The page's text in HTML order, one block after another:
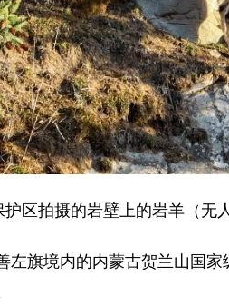
拍摄的岩壁上的岩羊（无人
旗境内的内蒙古贺兰山国家